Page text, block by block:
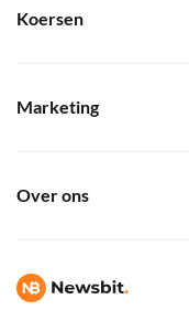
Koersen
Marketing
Over ons